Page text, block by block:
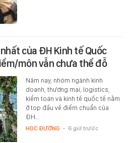
của ĐH Kinh tế Quốc
môn vẫn chưa thể đỗ
Năm nay, nhóm ngành kinh
doanh, thương mại, logistics,
kiểm toán và kinh tế quốc tế nằm
ở top đầu về điểm chuẩn của
ĐH…
HỌC ĐƯỜNG - 6 giờ trước